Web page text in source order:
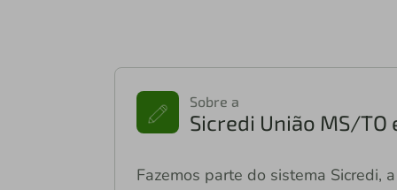
Sobre a
Sicredi União MS/TO
Fazemos parte do sistema Sicredi,